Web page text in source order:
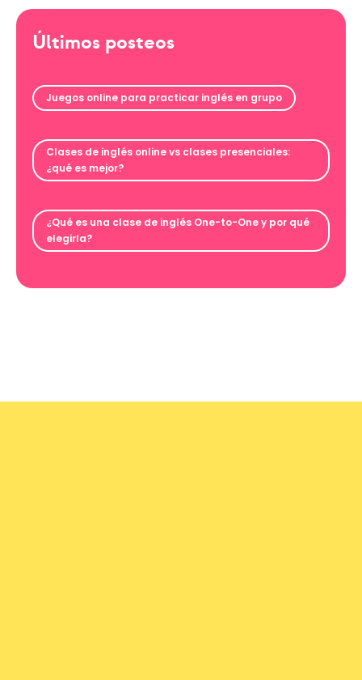
Últimos posteos
Juegos online para practicar inglés en grupo
Clases de inglés online vs clases presenciales:
¿qué es mejor?
¿Qué es una clase de inglés One-to-One y por qué
elegirla?